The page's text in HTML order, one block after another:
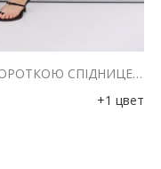
ЖІНОЧИЙ КОСТЮМ З КОРОТКОЮ СПІДНИЦЕЮ ТА КЛАСИЧНИМ ЖИЛЕТОМ СІРИЙ
+1 цвет